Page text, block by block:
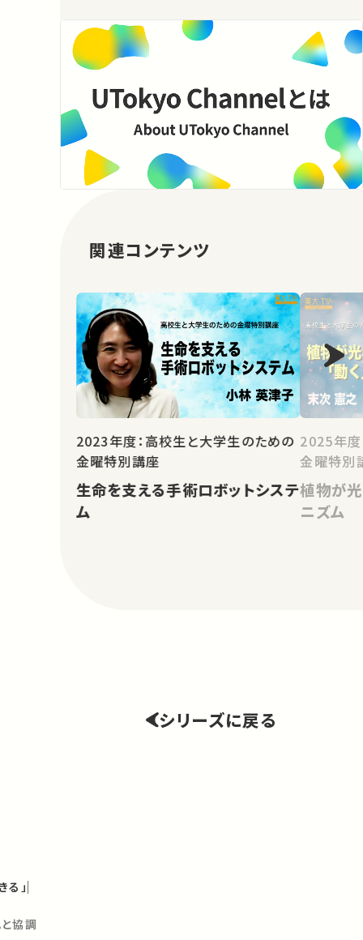
関連コンテンツ
2023年度：高校生と大学生のための
金曜特別講座
生命を支える手術ロボットシステ
ム
2025年度
金曜特別
植物が光
ニズム
シリーズに戻る
」
協調